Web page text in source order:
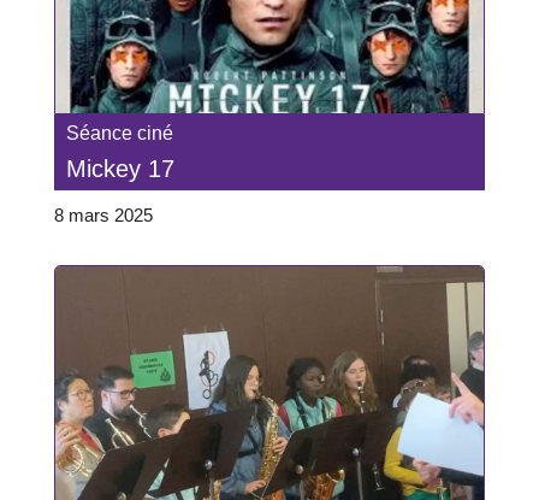
Séance ciné
Mickey 17
8 mars 2025